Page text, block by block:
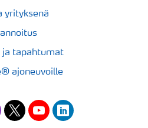
yrityksenä
ja tapahtumat
ajoneuvoille
twitteryoutubelinkedin